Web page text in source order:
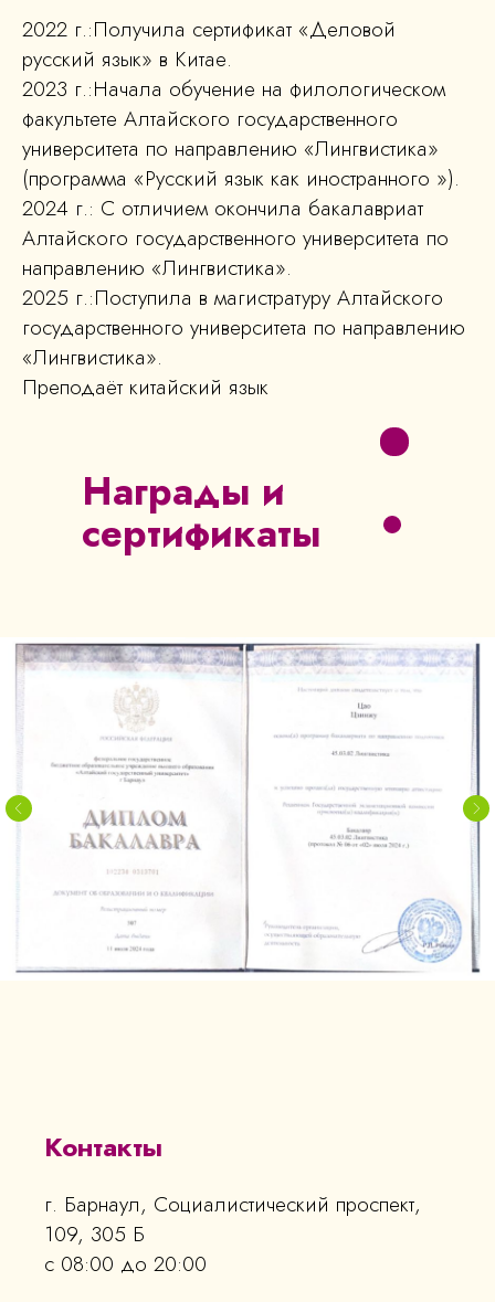
2022 г.:Получила сертификат «Деловой
русский язык» в Китае.
2023 г.:Начала обучение на филологическом
факультете Алтайского государственного
университета по направлению «Лингвистика»
(программа «Русский язык как иностранного »).
2024 г.: С отличием окончила бакалавриат
Алтайского государственного университета по
направлению «Лингвистика».
2025 г.:Поступила в магистратуру Алтайского
государственного университета по направлению
«Лингвистика».
Преподаёт китайский язык
Награды и
сертификаты
Контакты
г. Барнаул, Социалистический проспект,
109, 305 Б
с 08:00 до 20:00